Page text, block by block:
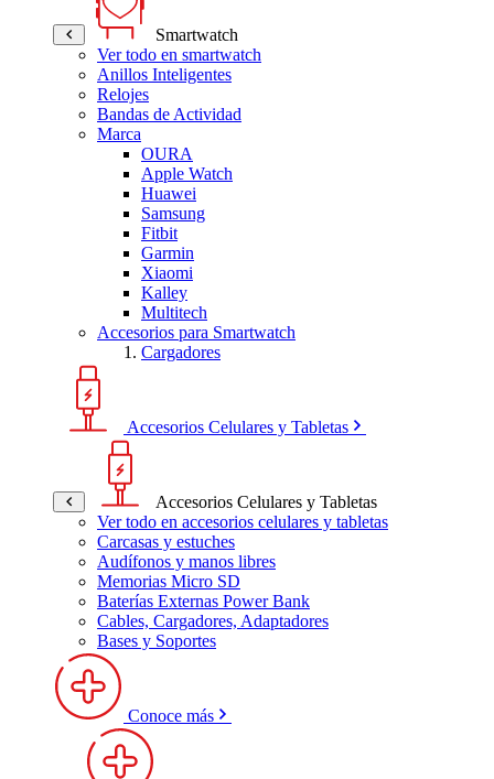
Smartwatch
Ver todo en smartwatch
Anillos Inteligentes
Relojes
Bandas de Actividad
Marca
OURA
Apple Watch
Huawei
Samsung
Fitbit
Garmin
Xiaomi
Kalley
Multitech
Accesorios para Smartwatch
Cargadores
Accesorios Celulares y Tabletas
Accesorios Celulares y Tabletas
Ver todo en accesorios celulares y tabletas
Carcasas y estuches
Audífonos y manos libres
Memorias Micro SD
Baterías Externas Power Bank
Cables, Cargadores, Adaptadores
Bases y Soportes
Conoce más